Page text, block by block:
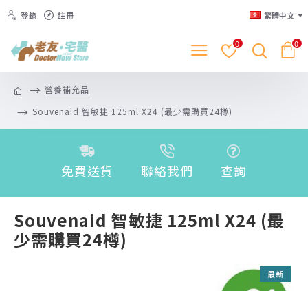
登錄 註冊 繁體中文
0 0
營養補充品
Souvenaid 智敏捷 125ml X24 (最少需購買24樽)
免費送貨 聯絡我們 查詢
Souvenaid 智敏捷 125ml X24 (最
少需購買24樽)
最新